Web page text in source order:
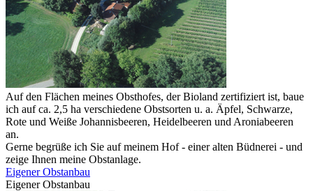
Auf den Flächen meines Obsthofes, der Bioland zertifiziert ist, baue
ich auf ca. 2,5 ha verschiedene Obstsorten u. a. Äpfel, Schwarze,
Rote und Weiße Johannisbeeren, Heidelbeeren und Aroniabeeren
an.
Gerne begrüße ich Sie auf meinem Hof - einer alten Büdnerei - und
zeige Ihnen meine Obstanlage.
Eigener Obstanbau
Eigener Obstanbau